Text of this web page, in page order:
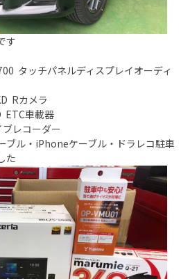
す
タッチパネルディスプレイオーディ
Rカメラ
ETC車載器
レコーダー
ブル・iPhoneケーブル・ドラレコ駐車
た